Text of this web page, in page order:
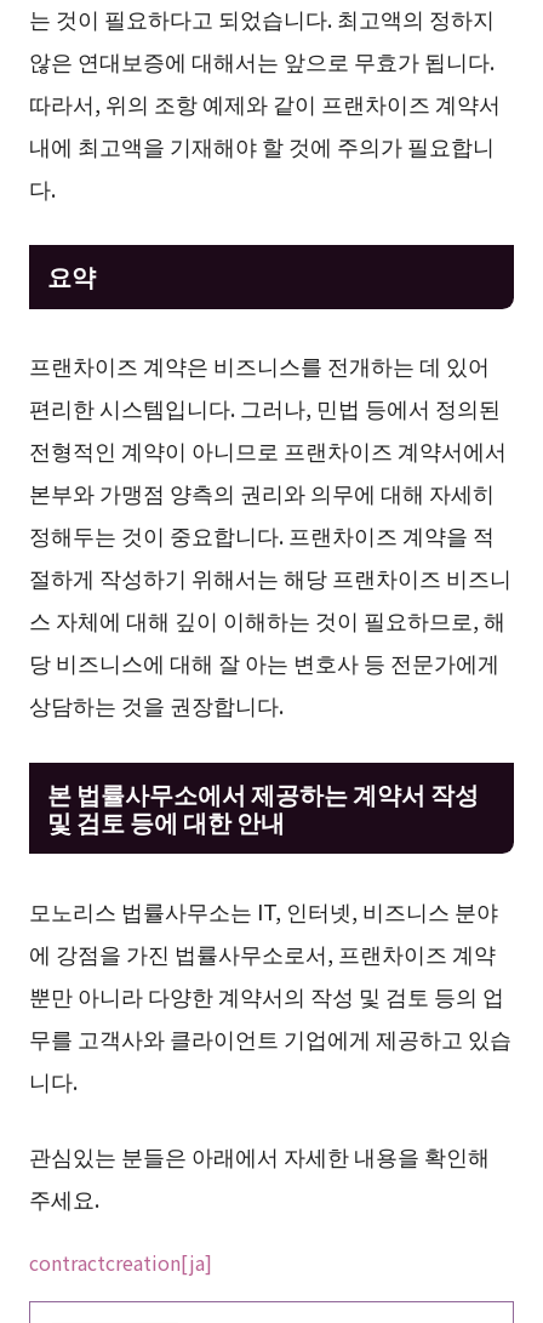
는 것이 필요하다고 되었습니다. 최고액의 정하지
않은 연대보증에 대해서는 앞으로 무효가 됩니다.
따라서, 위의 조항 예제와 같이 프랜차이즈 계약서
내에 최고액을 기재해야 할 것에 주의가 필요합니
다.
요약
프랜차이즈 계약은 비즈니스를 전개하는 데 있어
편리한 시스템입니다. 그러나, 민법 등에서 정의된
전형적인 계약이 아니므로 프랜차이즈 계약서에서
본부와 가맹점 양측의 권리와 의무에 대해 자세히
정해두는 것이 중요합니다. 프랜차이즈 계약을 적
절하게 작성하기 위해서는 해당 프랜차이즈 비즈니
스 자체에 대해 깊이 이해하는 것이 필요하므로, 해
당 비즈니스에 대해 잘 아는 변호사 등 전문가에게
상담하는 것을 권장합니다.
본 법률사무소에서 제공하는 계약서 작성
및 검토 등에 대한 안내
모노리스 법률사무소는 IT, 인터넷, 비즈니스 분야
에 강점을 가진 법률사무소로서, 프랜차이즈 계약
뿐만 아니라 다양한 계약서의 작성 및 검토 등의 업
무를 고객사와 클라이언트 기업에게 제공하고 있습
니다.
관심있는 분들은 아래에서 자세한 내용을 확인해
주세요.
contractcreation[ja]